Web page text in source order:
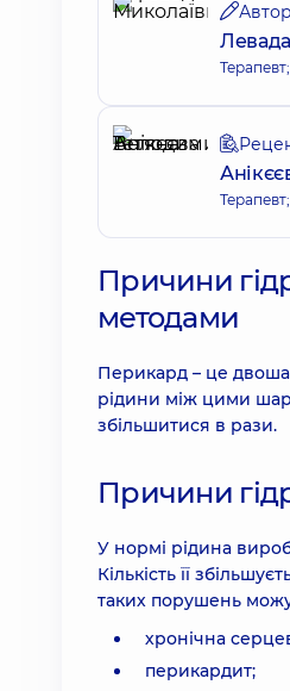
Автор
Причини
методами
Перикард – це
рідини між цими
збільшитися в рази.
Причини
У нормі рідина
Кількість її
таких порушень
хронічна
перикардит;